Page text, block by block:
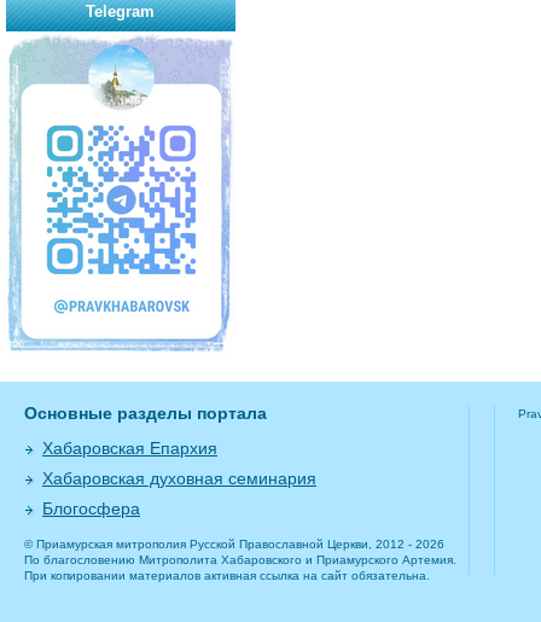
Telegram
Основные разделы портала
Хабаровская Епархия
Хабаровская духовная семинария
Блогосфера
© Приамурская митрополия Русской Православной Церкви, 2012 - 2026
По благословению Митрополита Хабаровского и Приамурского Артемия.
При копировании материалов активная ссылка на сайт обязательна.